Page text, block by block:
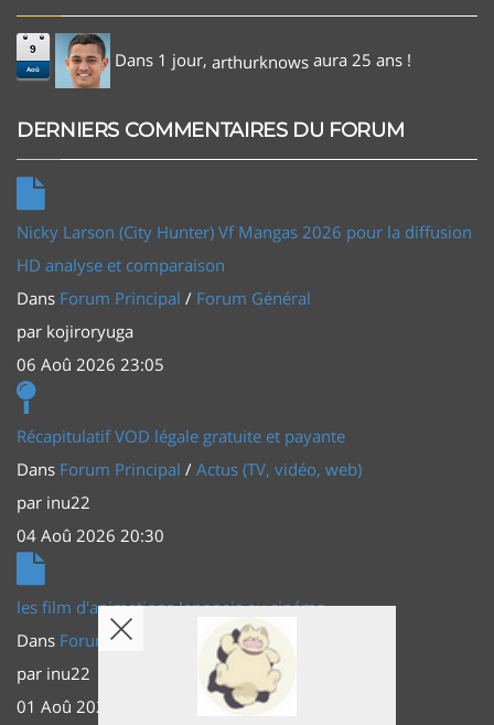
9
Aoû Dans 1 jour, arthurknows aura 25 ans !
DERNIERS COMMENTAIRES DU FORUM
Nicky Larson (City Hunter) Vf Mangas 2026 pour la diffusion
HD analyse et comparaison
Dans Forum Principal / Forum Général
par kojiroryuga
06 Aoû 2026 23:05
Récapitulatif VOD légale gratuite et payante
Dans Forum Principal / Actus (TV, vidéo, web)
par inu22
04 Aoû 2026 20:30
les film d'animations Japonais au cinéma
Dans Forum Principal
Actus (TV, vidéo, web)
par inu22
01 Aoû 2026 20:56